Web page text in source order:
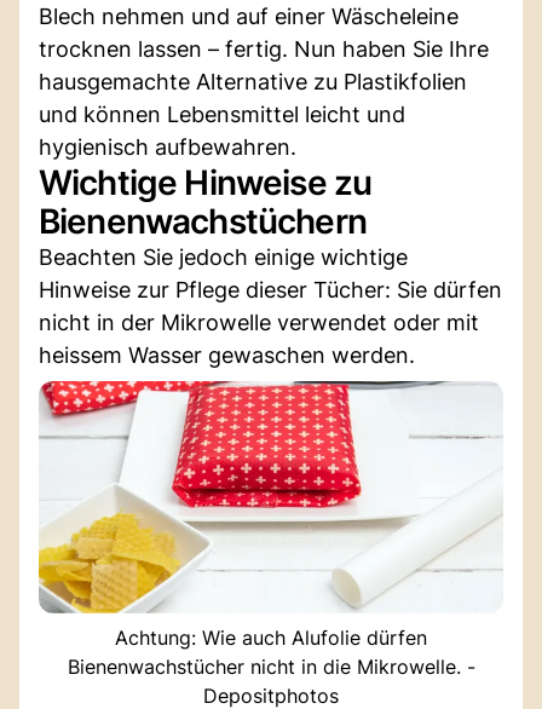
Blech nehmen und auf einer Wäscheleine
trocknen lassen – fertig. Nun haben Sie Ihre
hausgemachte Alternative zu Plastikfolien
und können Lebensmittel leicht und
hygienisch aufbewahren.
Wichtige Hinweise zu
Bienenwachstüchern
Beachten Sie jedoch einige wichtige
Hinweise zur Pflege dieser Tücher: Sie dürfen
nicht in der Mikrowelle verwendet oder mit
heissem Wasser gewaschen werden.
Achtung: Wie auch Alufolie dürfen
Bienenwachstücher nicht in die Mikrowelle. -
Depositphotos